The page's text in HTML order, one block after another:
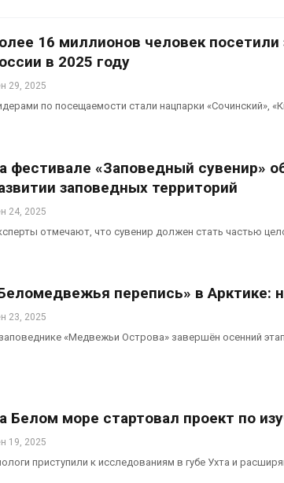
16 миллионов человек
в 2025 году
29, 2025
по посещаемости стали нацпарки «Сочинский»,
фестивале «Заповедный сувенир»
заповедных территорий
24, 2025
отмечают, что сувенир должен стать частью
перепись» в Арктике:
23, 2025
«Медвежьи Острова» завершён осенний
Белом море стартовал проект по
19, 2025
приступили к исследованиям в губе Ухта и